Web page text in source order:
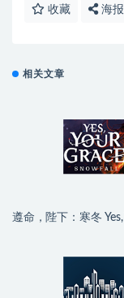
收藏 海报
相关文章
遵命，陛下：寒冬 Yes,